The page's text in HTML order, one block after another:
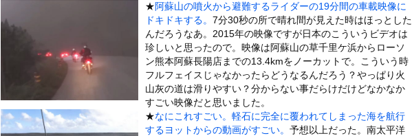
【黒歴史】こういう昔の大学ヤリサーの流出エロ動画（顔出し）が一番抜ける
韓国人「安貞桓が韓国代表に激怒！『惨憺たる結果、徹底的な刷新が必要だ』と監督や協会を...
ケンタッキーとか言う唐揚げ屋ｗｗｗｗｗ
【画像】このAVが性癖ブッ刺さりで精子ドクドク作られるわｗｗｗｗ
【悲報】味噌ラーメンで行列、出来ない
【中国】男の子が爆竹に点火 マンホールが爆発しふた吹き飛ぶ
【画像】伊藤舞雪とかいうＡＶ女優ｗｗｗｗｗｗｗｗｗｗw
★阿蘇山の噴火から避難するライダーの19分間の車載映像に
ドキドキする。 7分30秒の所で晴れ間が見えた時はほっとした
んだろうなあ。2015年の映像ですが日本のこういうビデオは
珍しいと思ったので。映像は阿蘇山の草千里ケ浜からローソ
ン熊本阿蘇長陽店までの13.4kmをノーカットで。こういう時
フルフェイスじゃなかったらどうなるんだろう？やっぱり火
山灰の道は滑りやすい？分からない事だらけだけどなかなか
すごい映像だと思いました。
★なにこれすごい。軽石に完全に覆われてしまった海を航行
するヨットからの動画がすごい。 予想以上だった。南太平洋